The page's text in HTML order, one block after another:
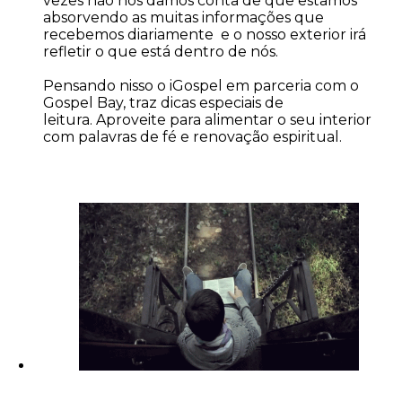
absorvendo as muitas informações que
recebemos diariamente e o nosso exterior irá
refletir o que está dentro de nós.
Pensando nisso o iGospel em parceria com o
Gospel Bay, traz dicas especiais de
leitura. Aproveite para alimentar o seu interior
com palavras de fé e renovação espiritual.